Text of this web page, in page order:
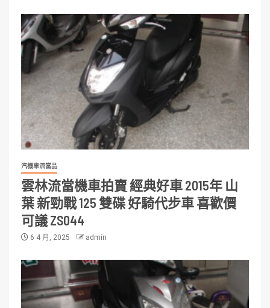
汽機車流當品
雲林流當機車拍賣 經典好車 2015年 山
葉 新勁戰 125 雙碟 好騎代步車 喜歡價
可議 ZS044
6 4 月, 2025 admin